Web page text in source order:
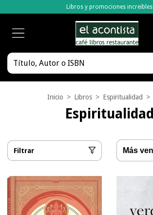
Libros y promociones increibles
Inicio > Libros > Espiritualidad >
Espiritualidad
Filtrar